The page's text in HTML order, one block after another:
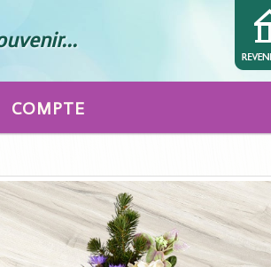
COMPTE